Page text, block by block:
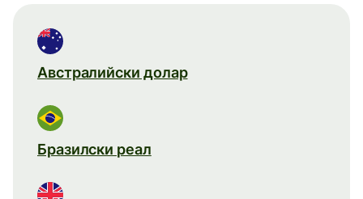
Австралийски долар
Бразилски реал